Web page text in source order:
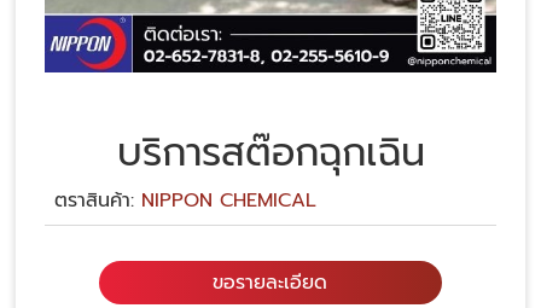
บริการสต๊อกฉุกเฉิน
ตราสินค้า: NIPPON CHEMICAL
ขอรายละเอียด